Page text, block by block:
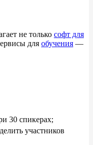
не только софт для
для обучения —
30 спикерах;
участников